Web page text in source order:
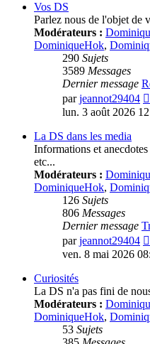
Vos DS
Parlez nous de l'objet de
Modérateurs :
DominiqueHok,
290 Sujets
3589 Messages
Dernier message
parjeannot29404
lun. 3 août 2026
La DS dans les media
Informations et
etc...
Modérateurs :
DominiqueHok,
126 Sujets
806 Messages
Dernier message
parjeannot29404
ven. 8 mai 2026
Curiosités
La DS n'a pas fini de
Modérateurs :
DominiqueHok,
53 Sujets